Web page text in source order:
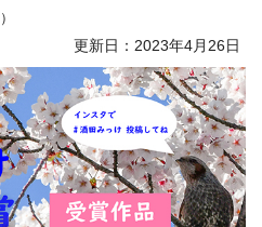
更新日：2023年4月26日